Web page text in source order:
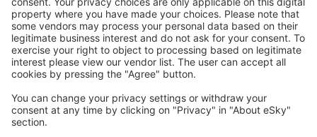
Attraktive Preise und Spezialangebote für eingeloggte
Benutzer.
Unterkünfte, die Sie mögen
Wählen Sie aus über 1,3 Millionen Unterkünften: Hotels,